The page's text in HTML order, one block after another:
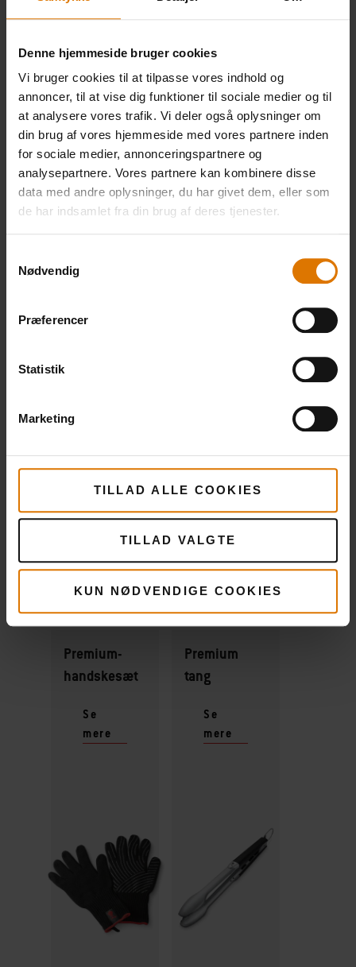
Denne hjemmeside bruger cookies
Vi bruger cookies til at tilpasse vores indhold og
annoncer, til at vise dig funktioner til sociale medier og til
at analysere vores trafik. Vi deler også oplysninger om
din brug af vores hjemmeside med vores partnere inden
for sociale medier, annonceringspartnere og
analysepartnere. Vores partnere kan kombinere disse
data med andre oplysninger, du har givet dem, eller som
de har indsamlet fra din brug af deres tjenester.
Nødvendig
Præferencer
Statistik
Marketing
TILLAD ALLE COOKIES
TILLAD VALGTE
KUN NØDVENDIGE COOKIES
100 g halloumi
2 stilke basilikum
1 tsk. olivenolie
½ citron
sort peber
[Opskriften er testet på Webers Master-
Gør det nemt
Anbefalet tilbehør
Premium-
handskesæt
Se
mere
Premium
tang
Se
mere